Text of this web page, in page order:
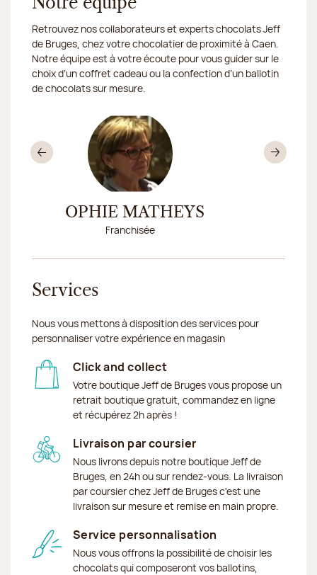
Notre équipe
Retrouvez nos collaborateurs et experts chocolats Jeff
de Bruges, chez votre chocolatier de proximité à Caen.
Notre équipe est à votre écoute pour vous guider sur le
choix d’un coffret cadeau ou la confection d’un ballotin
de chocolats sur mesure.
SOPHIE MATHEYS
Franchisée
Précédent
Services
Nous vous mettons à disposition des services pour
personnaliser votre expérience en magasin
Click and collect
Votre boutique Jeff de Bruges vous propose un
retrait boutique gratuit, commandez en ligne
et récupérez 2h après !
Livraison par coursier
Nous livrons depuis notre boutique Jeff de
Bruges, en 24h ou sur rendez-vous. La livraison
par coursier chez Jeff de Bruges c'est une
livraison sur mesure et remise en main propre.
Service personnalisation
Nous vous offrons la possibilité de choisir les
chocolats qui composeront vos ballotins,